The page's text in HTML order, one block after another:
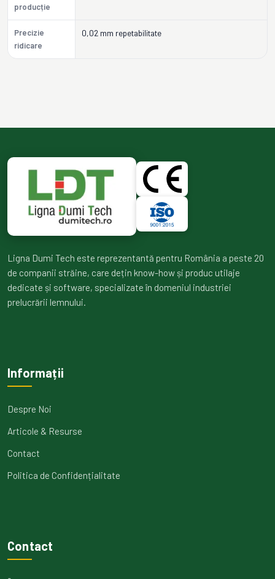
producție
Precizie
ridicare
0,02 mm repetabilitate
Ligna Dumi Tech este reprezentantă pentru România a peste 20
de companii străine, care dețin know-how și produc utilaje
dedicate și software, specializate în domeniul industriei
prelucrării lemnului.
Informații
Despre Noi
Articole & Resurse
Contact
Politica de Confidențialitate
Contact